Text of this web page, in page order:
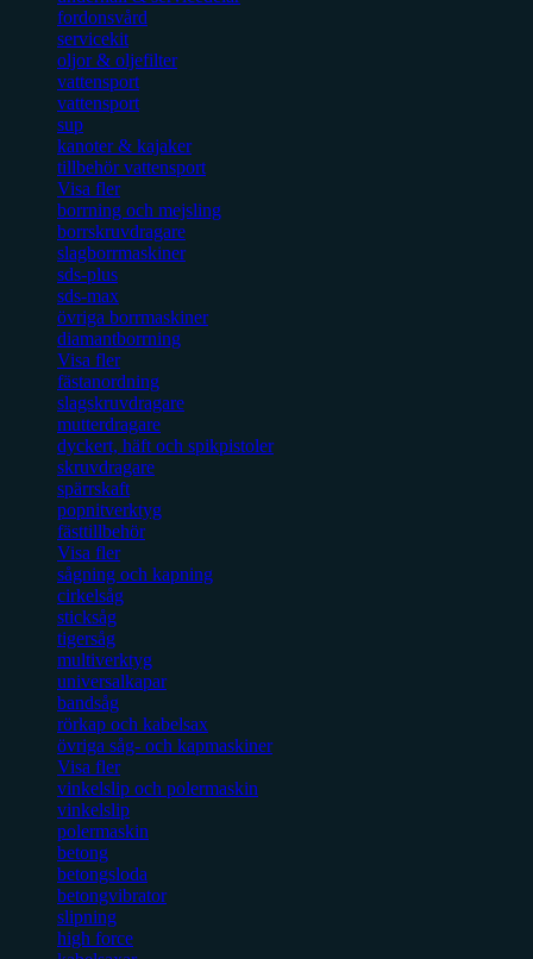
fordonsvård
servicekit
oljor & oljefilter
vattensport
vattensport
sup
kanoter & kajaker
tillbehör vattensport
Visa fler
borrning och mejsling
borrskruvdragare
slagborrmaskiner
sds-plus
sds-max
övriga borrmaskiner
diamantborrning
Visa fler
fästanordning
slagskruvdragare
mutterdragare
dyckert, häft och spikpistoler
skruvdragare
spärrskaft
popnitverktyg
fästtillbehör
Visa fler
sågning och kapning
cirkelsåg
sticksåg
tigersåg
multiverktyg
universalkapar
bandsåg
rörkap och kabelsax
övriga såg- och kapmaskiner
Visa fler
vinkelslip och polermaskin
vinkelslip
polermaskin
betong
betongsloda
betongvibrator
slipning
high force